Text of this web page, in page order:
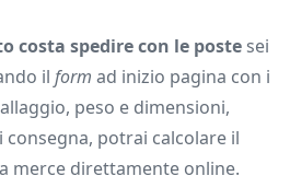
costa spedire con le poste sei
il form ad inizio pagina con i
peso e dimensioni,
potrai calcolare il
merce direttamente online.